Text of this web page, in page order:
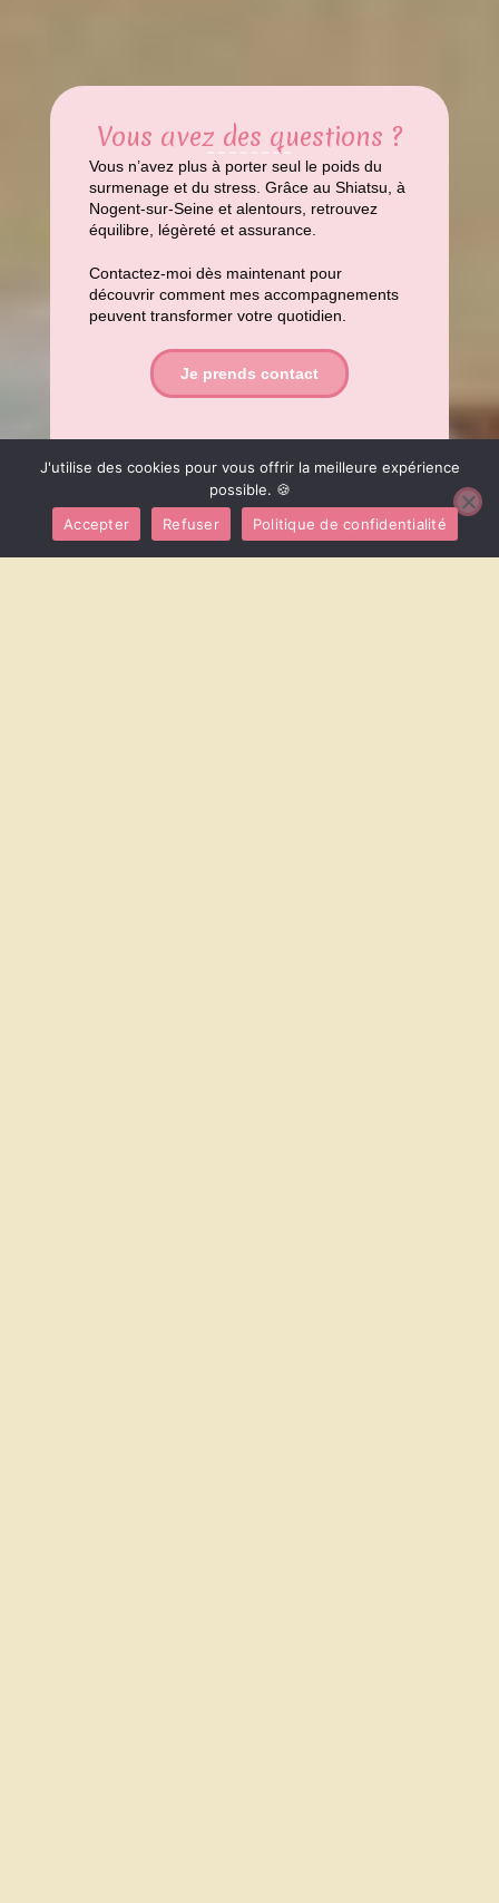
Vous avez des questions ?
Vous n’avez plus à porter seul le poids du
surmenage et du stress. Grâce au Shiatsu, à
Nogent-sur-Seine et alentours, retrouvez
équilibre, légèreté et assurance.
Contactez-moi dès maintenant pour
découvrir comment mes accompagnements
peuvent transformer votre quotidien.
Je prends contact
J'utilise des cookies pour vous offrir la meilleure expérience
possible. 🍪
Accepter
Refuser Politique de confidentialité